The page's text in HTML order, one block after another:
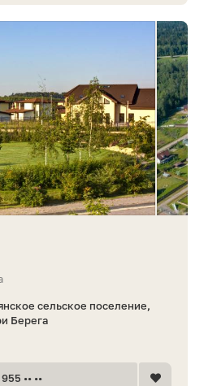
сельское поселение,
Берега
•• ••